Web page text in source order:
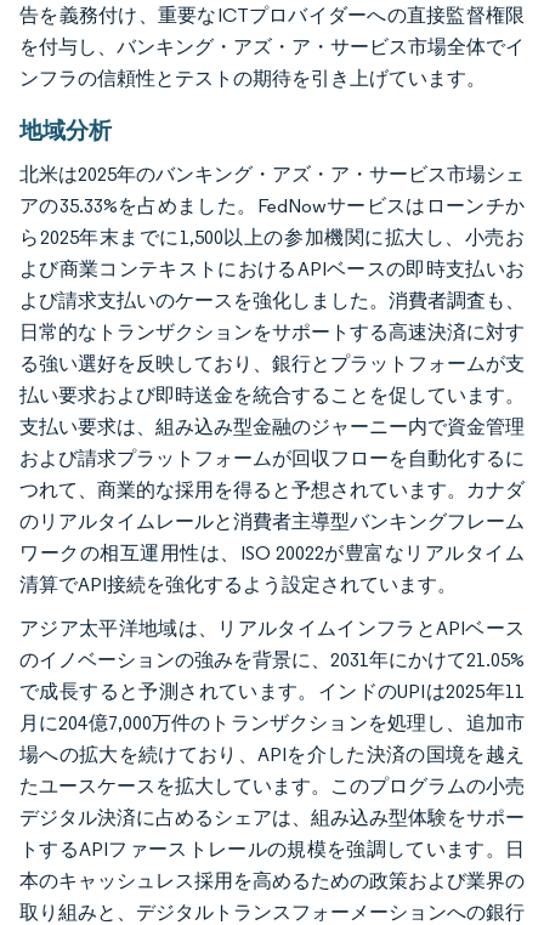
告を義務付け、重要なICTプロバイダーへの直接監督権限
を付与し、バンキング・アズ・ア・サービス市場全体でイ
ンフラの信頼性とテストの期待を引き上げています。
地域分析
北米は2025年のバンキング・アズ・ア・サービス市場シェ
アの35.33%を占めました。FedNowサービスはローンチか
ら2025年末までに1,500以上の参加機関に拡大し、小売お
よび商業コンテキストにおけるAPIベースの即時支払いお
よび請求支払いのケースを強化しました。消費者調査も、
日常的なトランザクションをサポートする高速決済に対す
る強い選好を反映しており、銀行とプラットフォームが支
払い要求および即時送金を統合することを促しています。
支払い要求は、組み込み型金融のジャーニー内で資金管理
および請求プラットフォームが回収フローを自動化するに
つれて、商業的な採用を得ると予想されています。カナダ
のリアルタイムレールと消費者主導型バンキングフレーム
ワークの相互運用性は、ISO 20022が豊富なリアルタイム
清算でAPI接続を強化するよう設定されています。
アジア太平洋地域は、リアルタイムインフラとAPIベース
のイノベーションの強みを背景に、2031年にかけて21.05%
で成長すると予測されています。インドのUPIは2025年11
月に204億7,000万件のトランザクションを処理し、追加市
場への拡大を続けており、APIを介した決済の国境を越え
たユースケースを拡大しています。このプログラムの小売
デジタル決済に占めるシェアは、組み込み型体験をサポー
トするAPIファーストレールの規模を強調しています。日
本のキャッシュレス採用を高めるための政策および業界の
取り組みと、デジタルトランスフォーメーションへの銀行